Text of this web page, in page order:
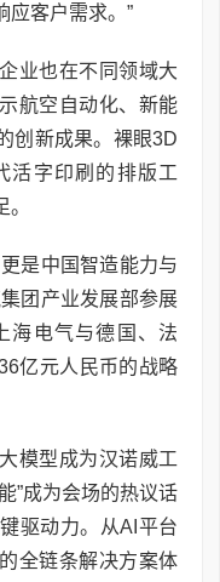
应客户需求。”
业也在不同领域大
航空自动化、新能
创新成果。裸眼3D
活字印刷的排版工
是中国智造能力与
团产业发展部参展
海电气与德国、法
亿元人民币的战略
模型成为汉诺威工
”成为会场的热议话
驱动力。从AI平台
全链条解决方案体